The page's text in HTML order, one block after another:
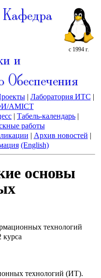
с 1994 г.
Кафедра
и
Обеспечения
| Лаборатория ИТС |
AMICT
| Табель-календарь |
работы
| Архив новостей |
(English)
основы
технологий
курса
технологий (ИТ).